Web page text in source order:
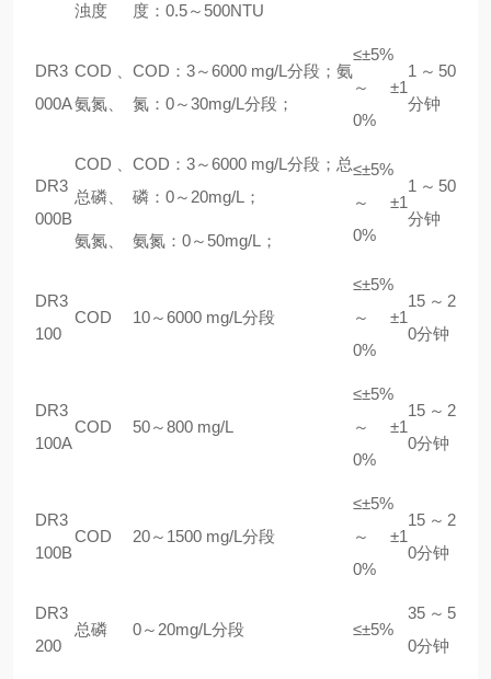
浊度
度：0.5～500NTU
DR3
000A
COD
氨氮、
COD ：3～6000 mg/L 分段；氨
氮：0～30mg/L分段；
≤±5%
～±1
0%
1 ～50
分钟
DR3
000B
COD
总磷、
氨氮、
COD ：3～6000 mg/L 分段；总
磷：0～20mg/L；
氨氮：0～50mg/L；
≤±5%
～±1
0%
1 ～50
分钟
DR3
100
COD 10～6000 mg/L 分段
≤±5%
～±1
0%
15 ～2
0分钟
DR3
100A
COD 50～800 mg/L
≤±5%
～±1
0%
15 ～2
0分钟
DR3
100B
COD 20～1500 mg/L 分段
≤±5%
～±1
0%
15 ～2
0分钟
DR3
200
总磷 0～20mg/L分段 ≤±5%
35 ～5
0分钟